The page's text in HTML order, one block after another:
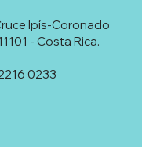
Ipís-Coronado
- Costa Rica.
0233